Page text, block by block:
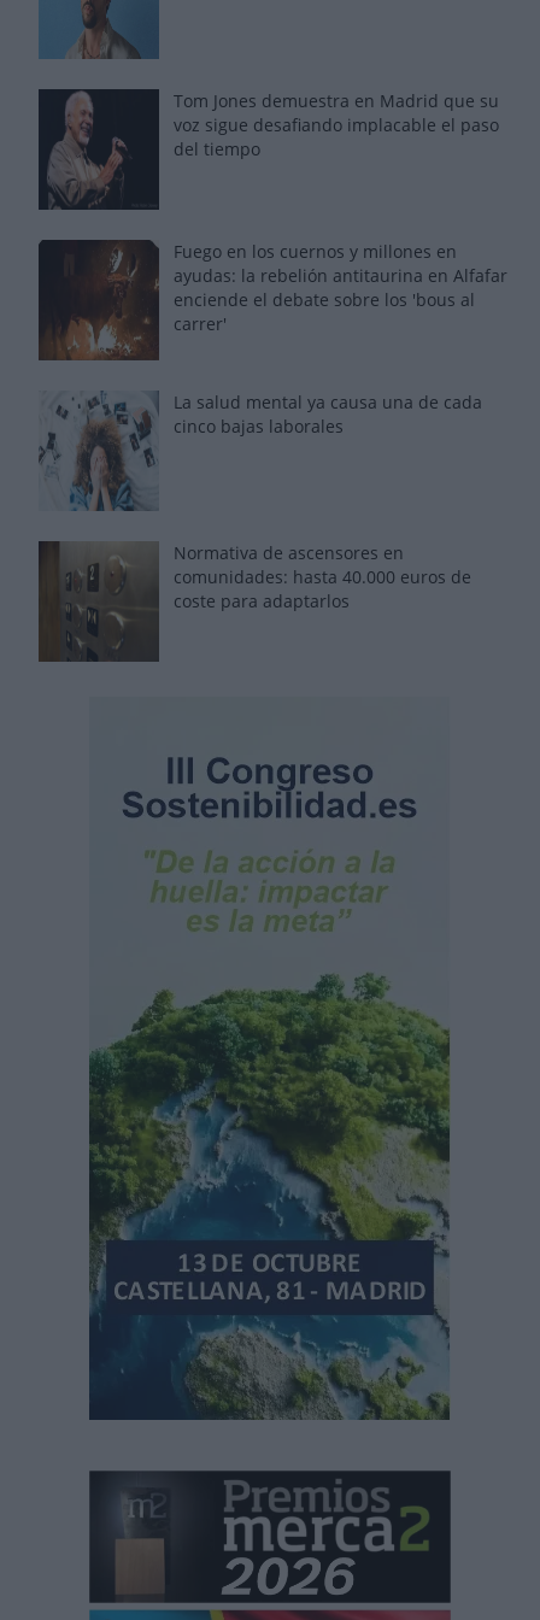
Tom Jones demuestra en Madrid que su
voz sigue desafiando implacable el paso
del tiempo
Fuego en los cuernos y millones en
ayudas: la rebelión antitaurina en Alfafar
enciende el debate sobre los 'bous al
carrer'
La salud mental ya causa una de cada
cinco bajas laborales
Normativa de ascensores en
comunidades: hasta 40.000 euros de
coste para adaptarlos